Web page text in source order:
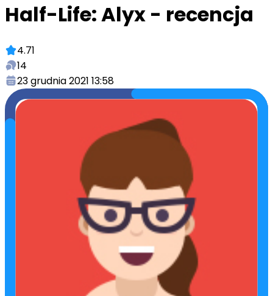
Half-Life: Alyx - recencja
4.71
14
23 grudnia 2021 13:58